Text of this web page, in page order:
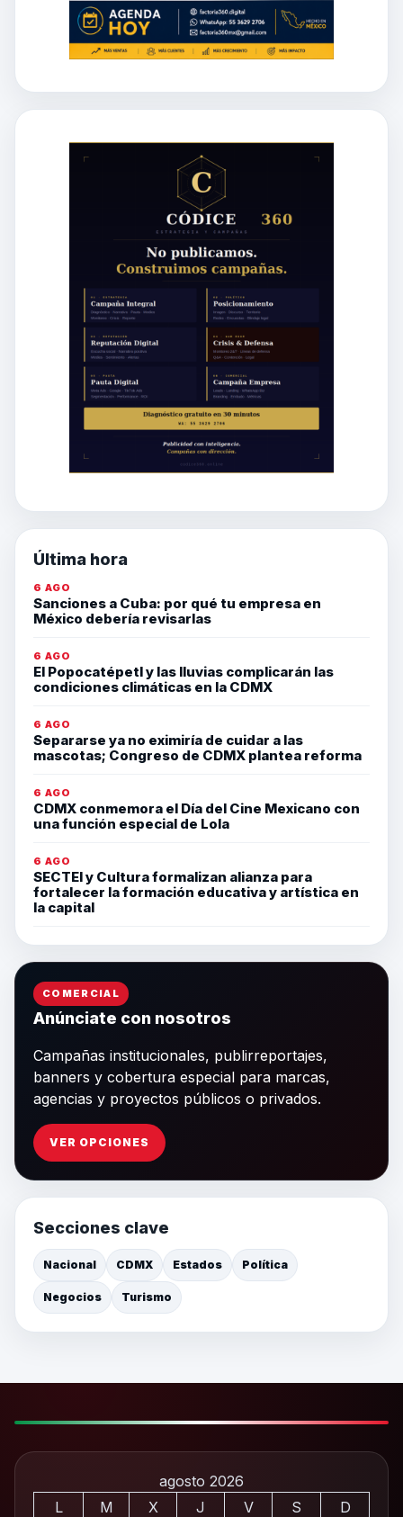
Última hora
6 AGO
Sanciones a Cuba: por qué tu empresa en
México debería revisarlas
6 AGO
El Popocatépetl y las lluvias complicarán las
condiciones climáticas en la CDMX
6 AGO
Separarse ya no eximiría de cuidar a las
mascotas; Congreso de CDMX plantea reforma
6 AGO
CDMX conmemora el Día del Cine Mexicano con
una función especial de Lola
6 AGO
SECTEI y Cultura formalizan alianza para
fortalecer la formación educativa y artística en
la capital
COMERCIAL
Anúnciate con nosotros
Campañas institucionales, publirreportajes,
banners y cobertura especial para marcas,
agencias y proyectos públicos o privados.
VER OPCIONES
Secciones clave
Nacional CDMX Estados Política
Negocios Turismo
agosto 2026
L
M X J V S
D